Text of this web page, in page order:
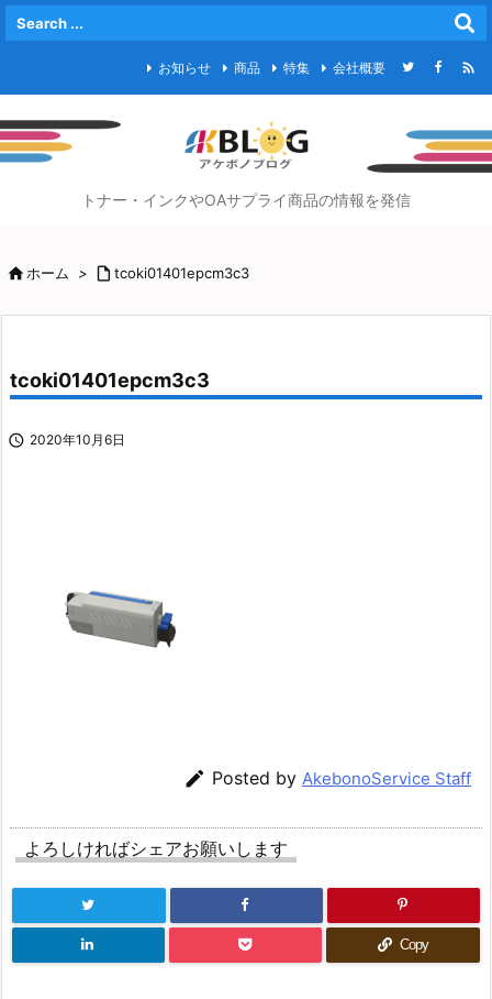
お知らせ 商品 特集 会社概要 
トナー・インクやOAサプライ商品の情報を発信
ホーム >  tcoki01401epcm3c3
tcoki01401epcm3c3
 2020年10月6日
 Posted by AkebonoService Staff
よろしければシェアお願いします
Copy